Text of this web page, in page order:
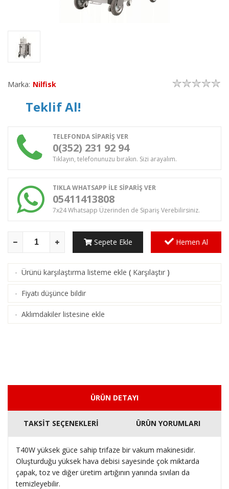
Marka: Nilfisk
Teklif Al!
TELEFONDA SİPARİŞ VER
0(352) 231 92 94
Tıklayın, telefonunuzu bırakın. Sizi arayalım.
TIKLA WHATSAPP İLE SİPARİŞ VER
05411413808
7x24 Whatsapp Üzerinden de Sipariş Verebilirsiniz.
Sepete Ekle Hemen Al
· Ürünü karşılaştırma listeme ekle ( Karşılaştır )
· Fiyatı düşünce bildir
· Aklımdakiler listesine ekle
ÜRÜN DETAYI
TAKSİT SEÇENEKLERİ ÜRÜN YORUMLARI
T40W yüksek güce sahip trifaze bir vakum makinesidir.
Oluşturduğu yüksek hava debisi sayesinde çok miktarda
çapak, toz ve diğer üretim artığının yanında sıvıları da
temizleyebilir.